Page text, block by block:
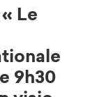
Le
9h30